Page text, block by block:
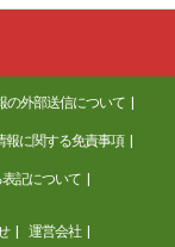
の外部送信について
報に関する免責事項
記について
運営会社